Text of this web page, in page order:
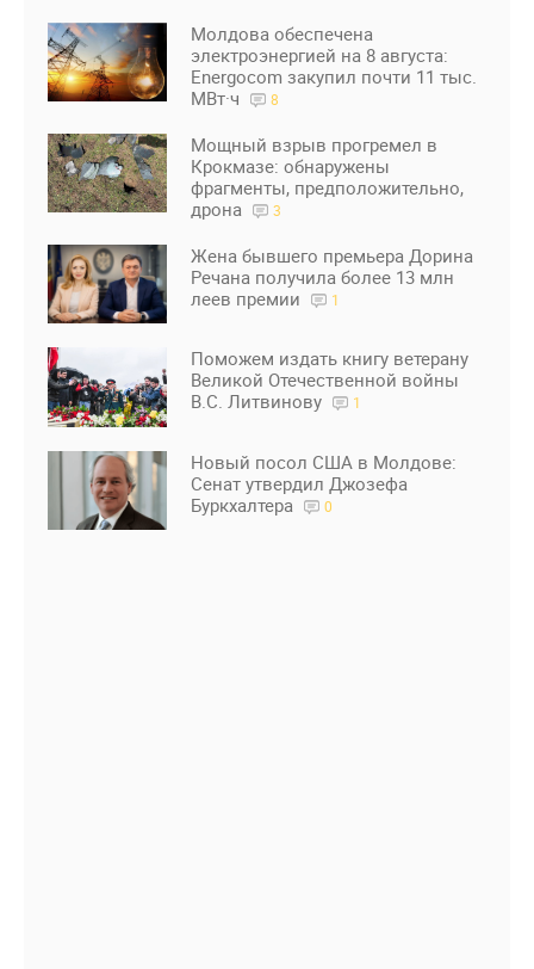
Молдова обеспечена
электроэнергией на 8 августа:
Energocom закупил почти 11 тыс.
МВт·ч
8
Мощный взрыв прогремел в
Крокмазе: обнаружены
фрагменты, предположительно,
дрона
3
Жена бывшего премьера Дорина
Речана получила более 13 млн
леев премии
1
Поможем издать книгу ветерану
Великой Отечественной войны
В.С. Литвинову
1
Новый посол США в Молдове:
Сенат утвердил Джозефа
Буркхалтера
0